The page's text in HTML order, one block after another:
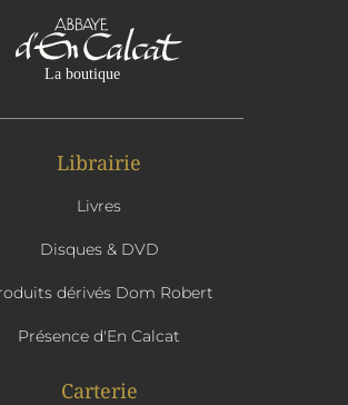
Librairie
Livres
Disques & DVD
dérivés Dom Robert
Présence d'En Calcat
Carterie